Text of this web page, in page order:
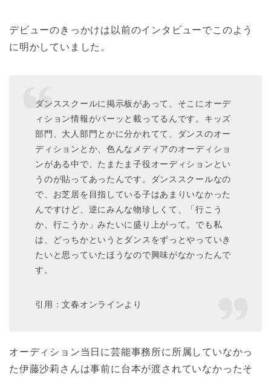
デビューのきっかけは以前のインタビューでこのよう
に明かしていました。
ダンススクールに掲示板があって、そこにオーデ
ィション情報がバーッと載ってるんです。キッズ
部門、大人部門とかに分かれてて、ダンスのオー
ディションとか、色んなメディアのオーディショ
ンがある中で、たまたま子役オーディションとい
うのが貼ってあったんです。ダンススクールなの
で、お芝居を目指している子はあまりいなかった
んですけど、逆にみんな物珍しくて、「行こう
か、行こうか」みたいに盛り上がって。でも私
は、どっちかというとダンスをずっとやっていき
たいと思っていたほうなので興味がなかったんで
す。
引用：文春オンラインより
オーディション当日に芸能事務所に所属していなかっ
た伊藤沙莉さんは事前に台本が渡されていなかったそ